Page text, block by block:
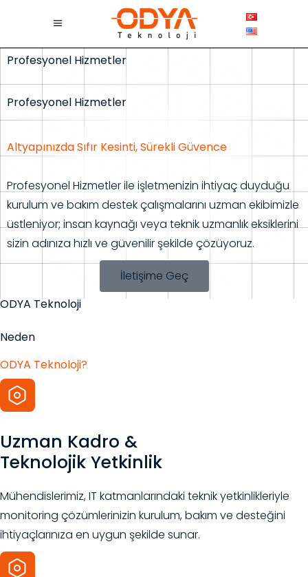
Profesyonel Hizmetler
Profesyonel Hizmetler
Altyapınızda Sıfır Kesinti, Sürekli Güvence
Profesyonel Hizmetler ile işletmenizin ihtiyaç duyduğu
kurulum ve bakım destek çalışmalarını uzman ekibimizle
üstleniyor; insan kaynağı veya teknik uzmanlık eksiklerini
sizin adınıza hızlı ve güvenilir şekilde çözüyoruz.
İletişime Geç
ODYA Teknoloji
Neden
ODYA Teknoloji?
Uzman Kadro &
Teknolojik Yetkinlik
Mühendislerimiz, IT katmanlarındaki teknik yetkinlikleriyle
monitoring çözümlerinizin kurulum, bakım ve desteğini
ihtiyaçlarınıza en uygun şekilde sunar.